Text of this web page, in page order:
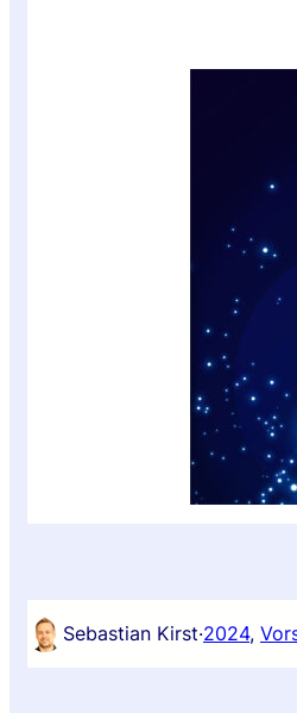
Sebastian Kirst·2024,